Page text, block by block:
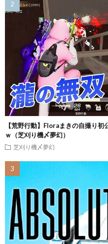
【荒野行動】Floraまきの自撮り
ｗ（芝刈り機〆夢幻）
芝刈り機〆夢幻